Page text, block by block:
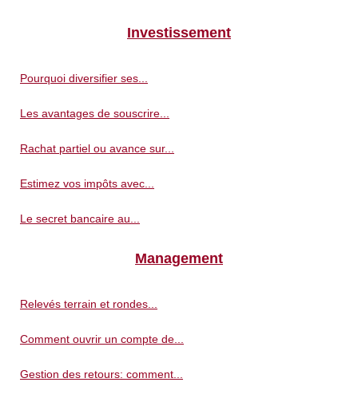
Investissement
Pourquoi diversifier ses...
Les avantages de souscrire...
Rachat partiel ou avance sur...
Estimez vos impôts avec...
Le secret bancaire au...
Management
Relevés terrain et rondes...
Comment ouvrir un compte de...
Gestion des retours: comment...